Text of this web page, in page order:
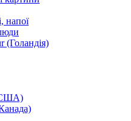
напої
(Голандія)